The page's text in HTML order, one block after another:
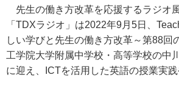
先生の働き方改革を応援するラジオ
「TDXラジオ」は2022年9月5日、
しい学びと先生の働き方改革～第88回
工学院大学附属中学校・高等学校の中
に迎え、ICTを活用した英語の授業実践